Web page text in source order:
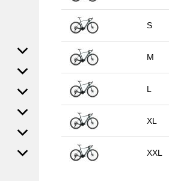
S
M
L
XL
XXL